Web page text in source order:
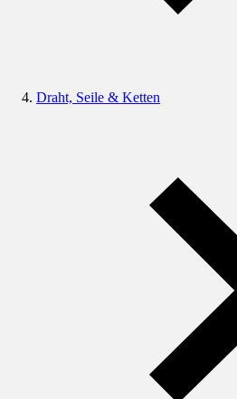
Draht, Seile & Ketten